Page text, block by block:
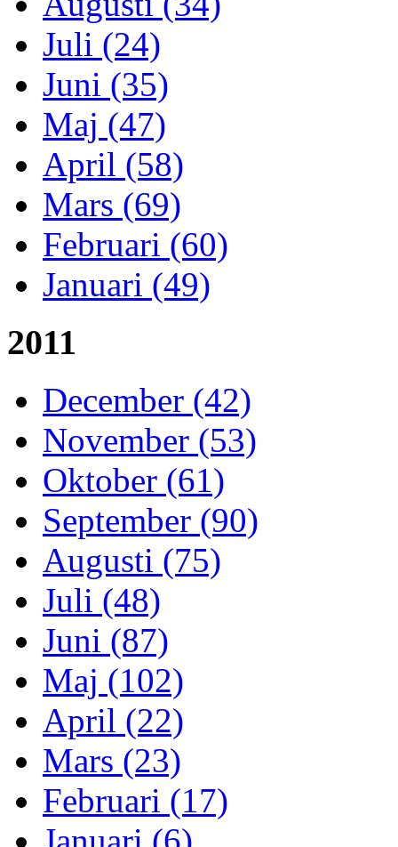
Juli (24)
Juni (35)
Maj (47)
April (58)
Mars (69)
Februari (60)
Januari (49)
2011
December (42)
November (53)
Oktober (61)
September (90)
Augusti (75)
Juli (48)
Juni (87)
Maj (102)
April (22)
Mars (23)
Februari (17)